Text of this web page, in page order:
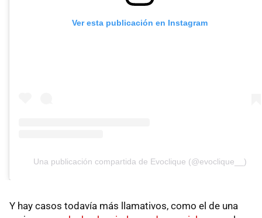
Ver esta publicación en Instagram
Una publicación compartida de Evoclique (@evoclique__)
Y hay casos todavía más llamativos, como el de una